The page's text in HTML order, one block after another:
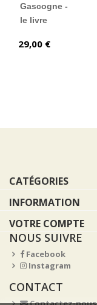
Gascogne -
le livre
Prix
29,00 €
CATÉGORIES
INFORMATION
VOTRE COMPTE
NOUS SUIVRE
Facebook
Instagram
CONTACT